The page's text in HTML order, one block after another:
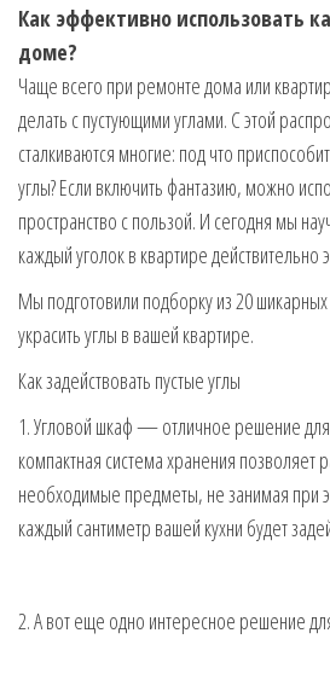
Как эффективно использовать
доме?
Чаще всего при ремонте дома или
делать с пустующими углами. С этой
сталкиваются многие: под что
углы? Если включить фантазию, можно
пространство с пользой. И сегодня мы
каждый уголок в квартире действительно
Мы подготовили подборку из 20
украсить углы в вашей квартире.
Как задействовать пустые углы
1. Угловой шкаф — отличное решение для
компактная система хранения позволяет
необходимые предметы, не занимая при
каждый сантиметр вашей кухни будет
2. А вот еще одно интересное решение